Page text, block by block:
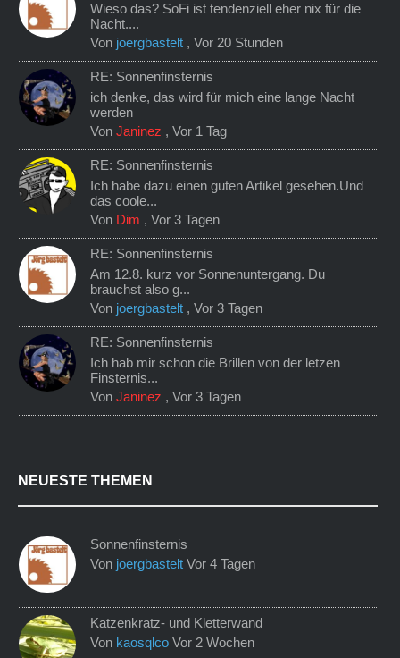
Wieso das? SoFi ist tendenziell eher nix für die
Nacht....
Von joergbastelt ,Vor 20 Stunden
RE: Sonnenfinsternis
ich denke, das wird für mich eine lange Nacht
werden
VonJaninez ,Vor 1 Tag
RE: Sonnenfinsternis
Ich habe dazu einen guten Artikel gesehen.Und
das coole...
Von Dim ,Vor 3 Tagen
RE: Sonnenfinsternis
Am 12.8. kurz vor Sonnenuntergang. Du
brauchst also g...
Von joergbastelt ,Vor 3 Tagen
RE: Sonnenfinsternis
Ich hab mir schon die Brillen von der letzen
Finsternis...
VonJaninez ,Vor 3 Tagen
NEUESTE THEMEN
Sonnenfinsternis
Von joergbastelt Vor 4 Tagen
Katzenkratz- und Kletterwand
Von kaosqlco Vor 2 Wochen